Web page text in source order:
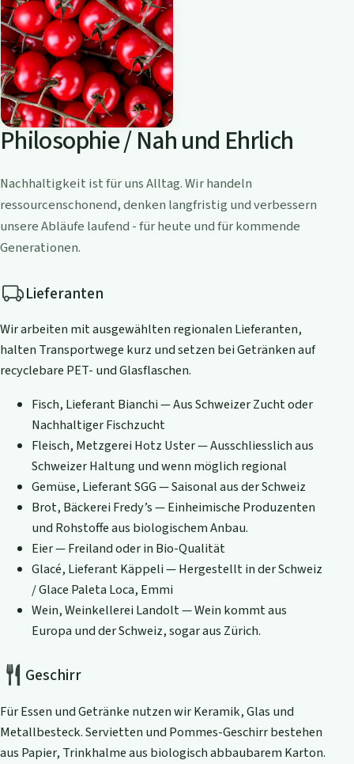
Philosophie / Nah und Ehrlich
Nachhaltigkeit ist für uns Alltag. Wir handeln
ressourcenschonend, denken langfristig und verbessern
unsere Abläufe laufend - für heute und für kommende
Generationen.
Lieferanten
Wir arbeiten mit ausgewählten regionalen Lieferanten,
halten Transportwege kurz und setzen bei Getränken auf
recyclebare PET- und Glasflaschen.
Fisch, Lieferant Bianchi — Aus Schweizer Zucht oder
Nachhaltiger Fischzucht
Fleisch, Metzgerei Hotz Uster — Ausschliesslich aus
Schweizer Haltung und wenn möglich regional
Gemüse, Lieferant SGG — Saisonal aus der Schweiz
Brot, Bäckerei Fredy’s — Einheimische Produzenten
und Rohstoffe aus biologischem Anbau.
Eier — Freiland oder in Bio-Qualität
Glacé, Lieferant Käppeli — Hergestellt in der Schweiz
/ Glace Paleta Loca, Emmi
Wein, Weinkellerei Landolt — Wein kommt aus
Europa und der Schweiz, sogar aus Zürich.
Geschirr
Für Essen und Getränke nutzen wir Keramik, Glas und
Metallbesteck. Servietten und Pommes-Geschirr bestehen
aus Papier, Trinkhalme aus biologisch abbaubarem Karton.